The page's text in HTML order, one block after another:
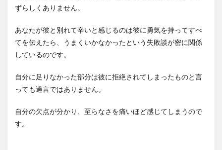
ずらしくありません。
あなたが彼と別れて辛いと感じるのは彼に勇気を持ってすべ
てを伝えたら、うまくいかなかったという失敗談が密に関係
しているのです。
自分に足りなかった部分は彼に拒絶されてしまったものと言
っても過言ではありません。
自分の欠点が分かり、至らなさを痛いほど感じてしまうので
す。